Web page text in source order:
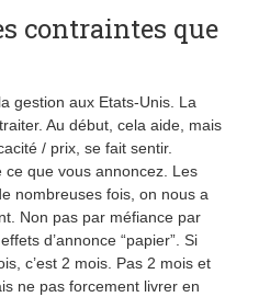
contraintes que
gestion aux Etats-Unis. La
Au début, cela aide, mais
/ prix, se fait sentir.
que vous annoncez. Les
nombreuses fois, on nous a
Non pas par méfiance par
d’annonce “papier”. Si
c’est 2 mois. Pas 2 mois et
ne pas forcement livrer en